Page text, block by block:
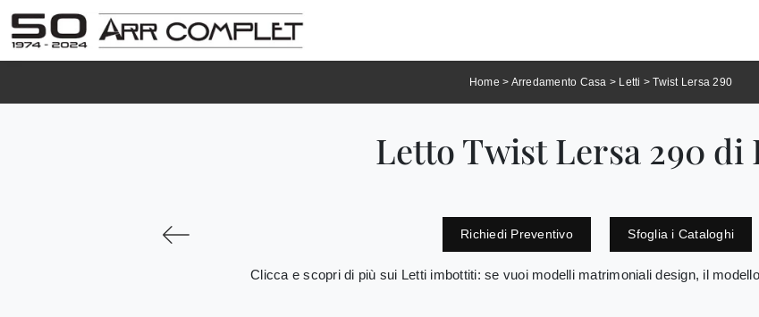
Home > Arredamento Casa > Letti >Twist Lersa 290
Letto Twist Lersa 290 di
Richiedi Preventivo Sfoglia i Cataloghi
Clicca e scopri di più sui Letti imbottiti: se vuoi modelli matrimoniali design, il